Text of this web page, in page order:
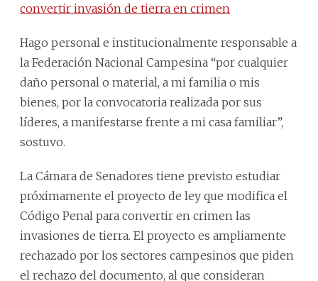
convertir invasión de tierra en crimen
Hago personal e institucionalmente responsable a
la Federación Nacional Campesina “por cualquier
daño personal o material, a mi familia o mis
bienes, por la convocatoria realizada por sus
líderes, a manifestarse frente a mi casa familiar”,
sostuvo.
La Cámara de Senadores tiene previsto estudiar
próximamente el proyecto de ley que modifica el
Código Penal para convertir en crimen las
invasiones de tierra. El proyecto es ampliamente
rechazado por los sectores campesinos que piden
el rechazo del documento, al que consideran